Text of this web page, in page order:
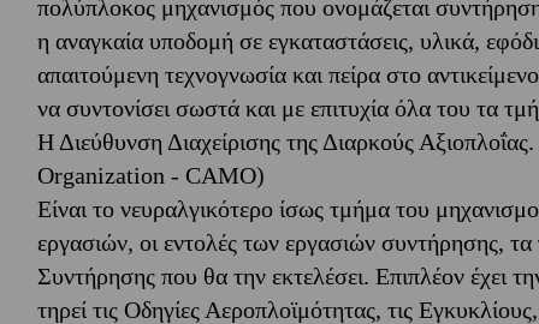
πολύπλοκος μηχανισμός που ονομάζεται
η αναγκαία υποδομή σε εγκαταστάσεις, υλικά,
απαιτούμενη τεχνογνωσία και πείρα στο
να συντονίσει σωστά και με επιτυχία όλα του τα
Η Διεύθυνση Διαχείρισης της Διαρκούς
Organization - CAMO)
Είναι το νευραλγικότερο ίσως τμήμα του
εργασιών, οι εντολές των εργασιών συντήρησης,
Συντήρησης που θα την εκτελέσει. Επιπλέον έχει
τηρεί τις Οδηγίες Αεροπλοϊμότητας, τις